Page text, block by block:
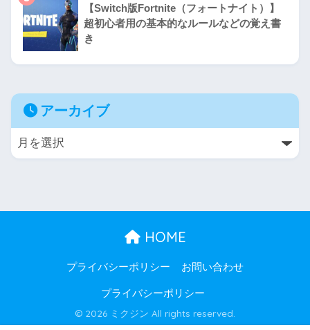
【Switch版Fortnite（フォートナイト）】
超初心者用の基本的なルールなどの覚え書
き
アーカイブ
HOME
プライバシーポリシー お問い合わせ
プライバシーポリシー
© 2026 ミクジン All rights reserved.